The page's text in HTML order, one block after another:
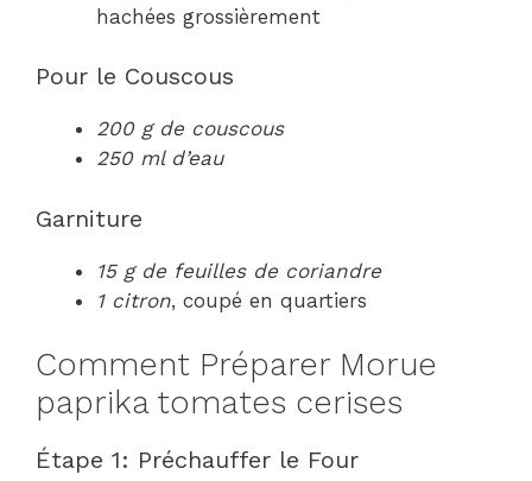
hachées grossièrement
Pour le Couscous
200 g de couscous
250 ml d’eau
Garniture
15 g de feuilles de coriandre
1 citron, coupé en quartiers
Comment Préparer Morue
paprika tomates cerises
Étape 1: Préchauffer le Four